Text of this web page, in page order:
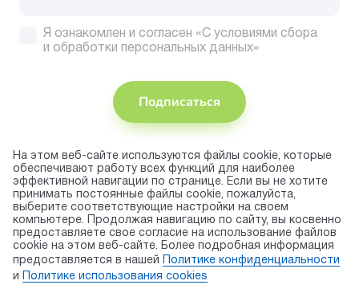
На этом веб-сайте используются файлы cookie, которые
обеспечивают работу всех функций для наиболее
эффективной навигации по странице. Если вы не хотите
принимать постоянные файлы cookie, пожалуйста,
выберите соответствующие настройки на своем
компьютере. Продолжая навигацию по сайту, вы косвенно
предоставляете свое согласие на использование файлов
cookie на этом веб-сайте. Более подробная информация
предоставляется в нашей
Политике конфиденциальности
и
Политике использования сookies
Я ознакомлен и согласен «С условиями сбора
и обработки персональных данных»
Подписаться
Присоединяйтесь
Принимаем
к оплате
Правила использования cookie